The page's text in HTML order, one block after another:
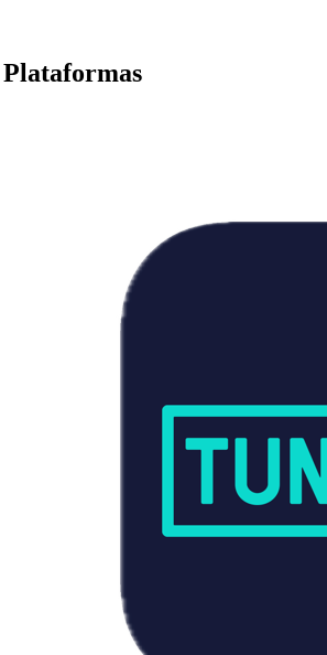
Plataformas